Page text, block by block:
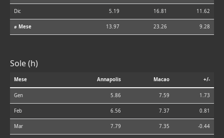
Dic 5.19 16.81 11.62
⌀ Mese 13.97 23.26 9.28
Sole (h)
Mese Annapolis Macao +/-
Gen 5.86 7.59 1.73
Feb 6.56 7.37 0.81
Mar 7.79 7.35 -0.44